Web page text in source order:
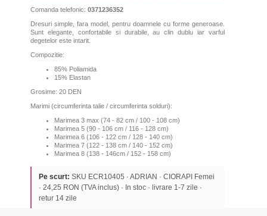
Comanda telefonic: 0371236352
Dresuri simple, fara model, pentru doamnele cu forme generoase.
Sunt elegante, confortabile si durabile, au clin dublu iar varful
degetelor este intarit.
Compozitie:
85% Poliamida
15% Elastan
Grosime: 20 DEN
Marimi (circumferinta talie / circumferinta solduri):
Marimea 3 max (74 - 82 cm / 100 - 108 cm)
Marimea 5 (90 - 106 cm / 116 - 128 cm)
Marimea 6 (106 - 122 cm / 128 - 140 cm)
Marimea 7 (122 - 138 cm / 140 - 152 cm)
Marimea 8 (138 - 146cm / 152 - 158 cm)
Pe scurt: SKU ECR10405 · ADRIAN · CIORAPI Femei
· 24,25 RON (TVA inclus) · In stoc · livrare 1-7 zile ·
retur 14 zile